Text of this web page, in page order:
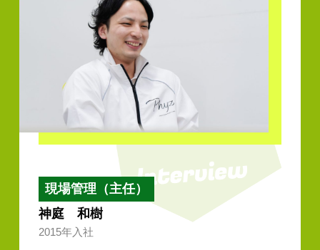
現場管理（主任）
神庭 和樹
2015年入社